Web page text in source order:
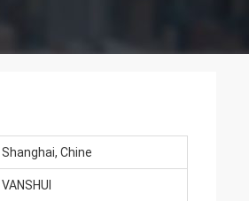
Shanghai, Chine
VANSHUI